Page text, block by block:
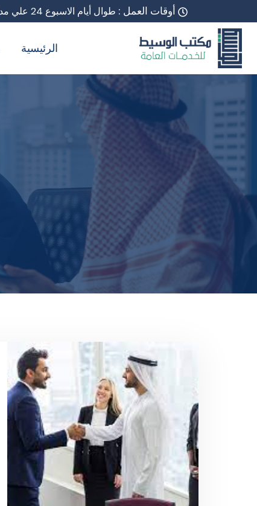
أوقات العمل : طوال أيام الاسبوع 24 علي مدار اليوم
الرئيسية